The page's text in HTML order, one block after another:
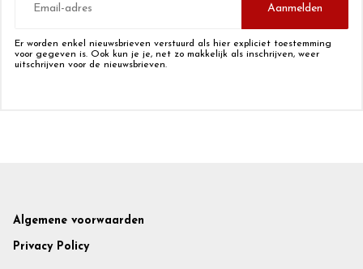
mailadres
Aanmelden
Er worden enkel nieuwsbrieven verstuurd als hier expliciet toestemming
voor gegeven is. Ook kun je je, net zo makkelijk als inschrijven, weer
uitschrijven voor de nieuwsbrieven.
Footer
Algemene voorwaarden
Privacy Policy